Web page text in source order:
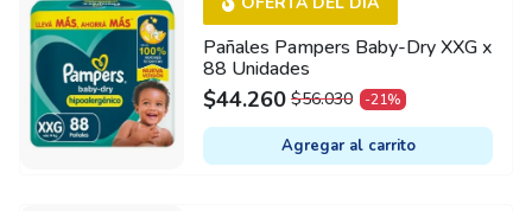
Pañales Pampers Baby-Dry XXG x
88 Unidades
$56.030
ORIGINAL
PRICE
WAS:
$44.260
CURRENT
PRICE
IS:
-21%
Agregar al carrito